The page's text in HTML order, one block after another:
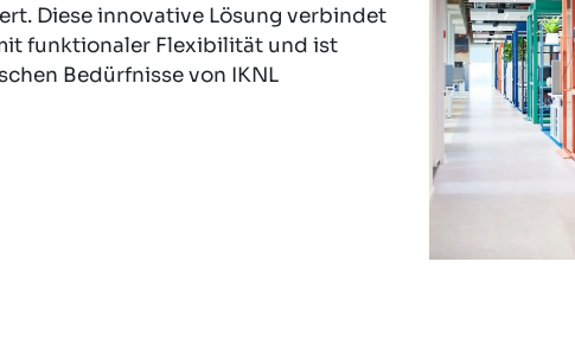
Diese innovative Lösung verbindet
funktionaler Flexibilität und ist
Bedürfnisse von IKNL